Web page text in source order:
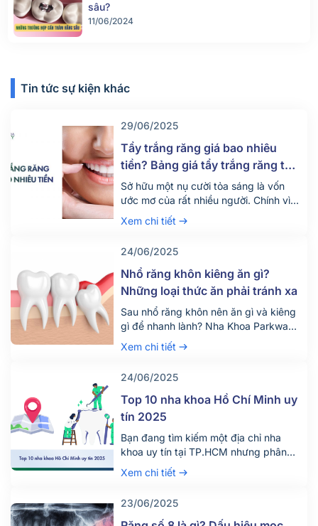
sâu?
11/06/2024
Tin tức sự kiện khác
29/06/2025
Tẩy trắng răng giá bao nhiêu
tiền? Bảng giá tẩy trắng răng tại
nha khoa mới nhất 2025
Sở hữu một nụ cười tỏa sáng là vốn
ước mơ của rất nhiều người. Chính vì
vậy hiện nay có rất nhiều người tìm
đến dịch vụ tẩy trắng răng để thỏa
trắng răng giá bao nhiêu tiền? Quy
trình diễn ra dịch vụ này như […]
Xem chi tiết
24/06/2025
Nhổ răng khôn kiêng ăn gì?
Những loại thức ăn phải tránh xa
Sau nhổ răng khôn nên ăn gì và kiêng
gì để nhanh lành? Nha Khoa Parkway
chia sẻ chế độ ăn uống khoa học giúp
giảm đau, tránh biến chứng. Tìm hiểu
Xem chi tiết
24/06/2025
Top 10 nha khoa Hồ Chí Minh uy
tín 2025
Bạn đang tìm kiếm một địa chỉ nha
khoa uy tín tại TP.HCM nhưng phân
vân giữa hàng trăm phòng khám lớn
nhỏ? Việc lựa chọn đúng nha khoa
còn đảm bảo an toàn, tiết kiệm thời
gian và chi phí. Đừng chỉ dựa vào vị trí
Xem chi tiết
23/06/2025